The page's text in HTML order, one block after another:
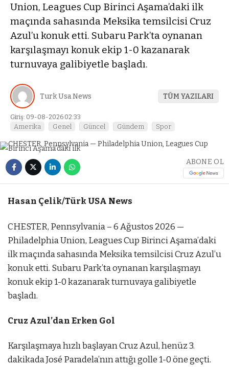
Union, Leagues Cup Birinci Aşama’daki ilk
maçında sahasında Meksika temsilcisi Cruz
Azul’u konuk etti. Subaru Park’ta oynanan
karşılaşmayı konuk ekip 1-0 kazanarak
turnuvaya galibiyetle başladı.
Turk Usa News TÜM YAZILARI
Giriş: 09-08-2026 02:33
Amerika Genel Güncel Gündem Spor
ABONE OL
Hasan Çelik/Türk USA News
CHESTER, Pennsylvania – 6 Ağustos 2026 —
Philadelphia Union, Leagues Cup Birinci Aşama’daki
ilk maçında sahasında Meksika temsilcisi Cruz Azul’u
konuk etti. Subaru Park’ta oynanan karşılaşmayı
konuk ekip 1-0 kazanarak turnuvaya galibiyetle
başladı.
Cruz Azul’dan Erken Gol
Karşılaşmaya hızlı başlayan Cruz Azul, henüz 3.
dakikada José Paradela’nın attığı golle 1-0 öne geçti.